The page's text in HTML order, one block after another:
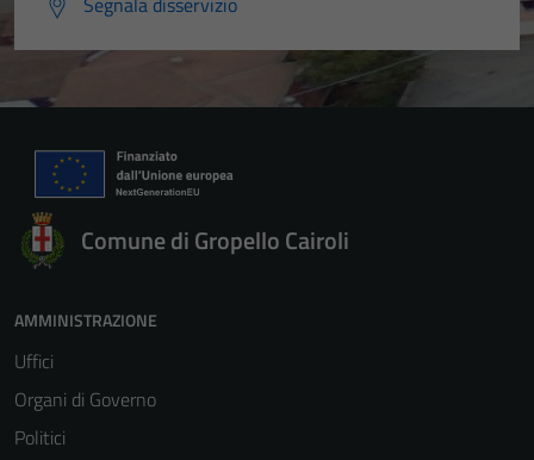
Comune di Gropello Cairoli
AMMINISTRAZIONE
Uffici
Organi di Governo
Politici